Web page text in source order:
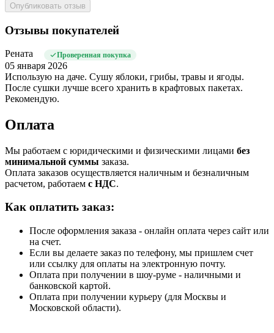
Опубликовать отзыв
Отзывы покупателей
Рената Проверенная покупка
05 января 2026
Использую на даче. Сушу яблоки, грибы, травы и ягоды.
После сушки лучше всего хранить в крафтовых пакетах.
Рекомендую.
Оплата
Мы работаем с юридическими и физическими лицами без
минимальной суммы заказа.
Оплата заказов осуществляется наличным и безналичным
расчетом, работаем с НДС.
Как оплатить заказ:
После оформления заказа - онлайн оплата через сайт или
на счет.
Если вы делаете заказ по телефону, мы пришлем счет
или ссылку для оплаты на электронную почту.
Оплата при получении в шоу-руме - наличными и
банковской картой.
Оплата при получении курьеру (для Москвы и
Московской области).